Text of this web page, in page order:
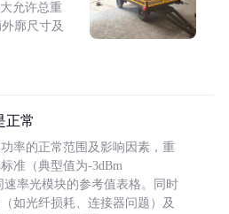
允许总重
廓尺寸及
正常
率的正常范围及影响因素，重
准（典型值为-3dBm
速率光模块的参考值表格。同时
如光纤损耗、连接器问题）及